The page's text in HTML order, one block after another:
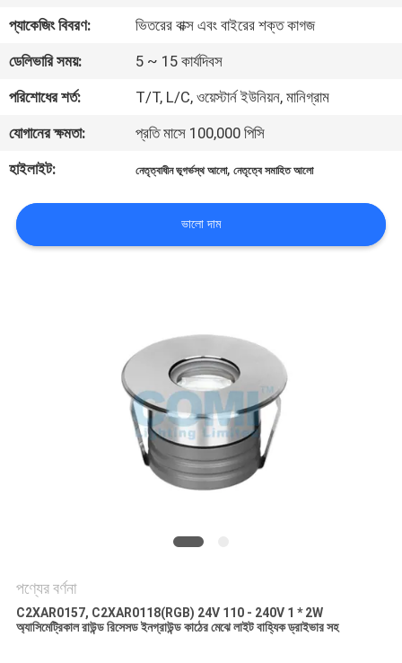
যোগাযোগ
করুন
খবর
মামলা
সাইট
প্যাকেজিং বিবরণ:
ভিতরের বাক্স এবং বাইরের শক্ত কাগজ
ডেলিভারি সময়:
5 ~ 15 কার্যদিবস
পরিশোধের শর্ত:
T/T, L/C, ওয়েস্টার্ন ইউনিয়ন, মানিগ্রাম
যোগানের ক্ষমতা:
প্রতি মাসে 100,000 পিসি
হাইলাইট:
নেতৃত্বাধীন ভূগর্ভস্থ আলো,নেতৃত্বে সমাহিত আলো
ভালো দাম
পণ্যের বর্ণনা
C2XAR0157, C2XAR0118(RGB) 24V 110 - 240V 1 * 2W
অ্যাসিমেট্রিকাল রাউন্ড রিসেসড ইনগ্রাউন্ড কাঠের মেঝে লাইট বাহ্যিক ড্রাইভার সহ